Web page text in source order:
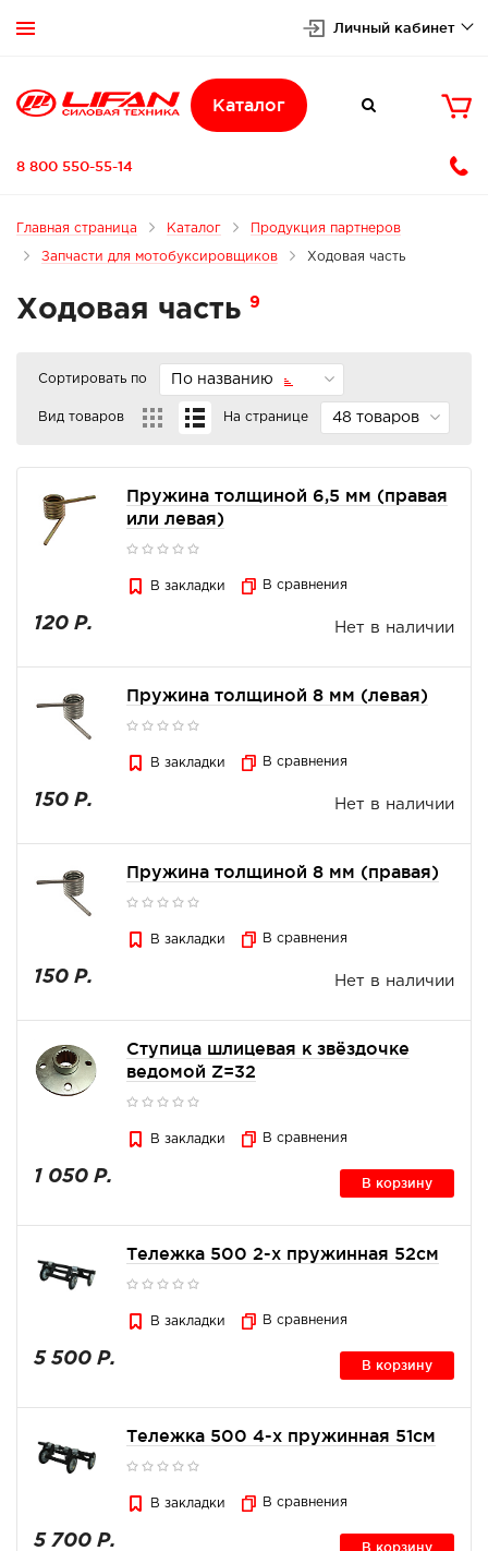
 Личный кабинет
Каталог  
8 800 550-55-14
Главная страница Каталог Продукция партнеров
Запчасти для мотобуксировщиков Ходовая часть
Ходовая часть 9
Сортировать по По названию
Вид товаров На странице 48 товаров
Пружина толщиной 6,5 мм (правая
или левая)
В закладки В сравнения
120 Р. Нет в наличии
Пружина толщиной 8 мм (левая)
В закладки В сравнения
150 Р. Нет в наличии
Пружина толщиной 8 мм (правая)
В закладки В сравнения
150 Р. Нет в наличии
Ступица шлицевая к звёздочке
ведомой Z=32
В закладки В сравнения
1 050 Р. В корзину
Тележка 500 2-х пружинная 52см
В закладки В сравнения
5 500 Р. В корзину
Тележка 500 4-х пружинная 51см
В закладки В сравнения
5 700 Р. В корзину